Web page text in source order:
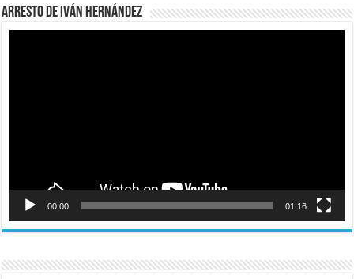
Arresto de Iván Hernández
00:00 01:16